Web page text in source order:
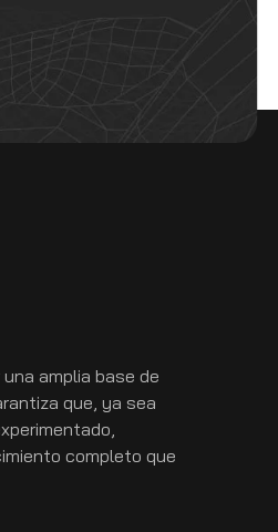
amplia base de
que, ya sea
completo que